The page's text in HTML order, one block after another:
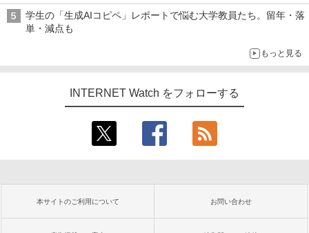
学生の「生成AIコピペ」レポートで悩む大学教員たち。留年・落
単・減点も
もっと見る
INTERNET Watch をフォローする
本サイトのご利用について お問い合わせ